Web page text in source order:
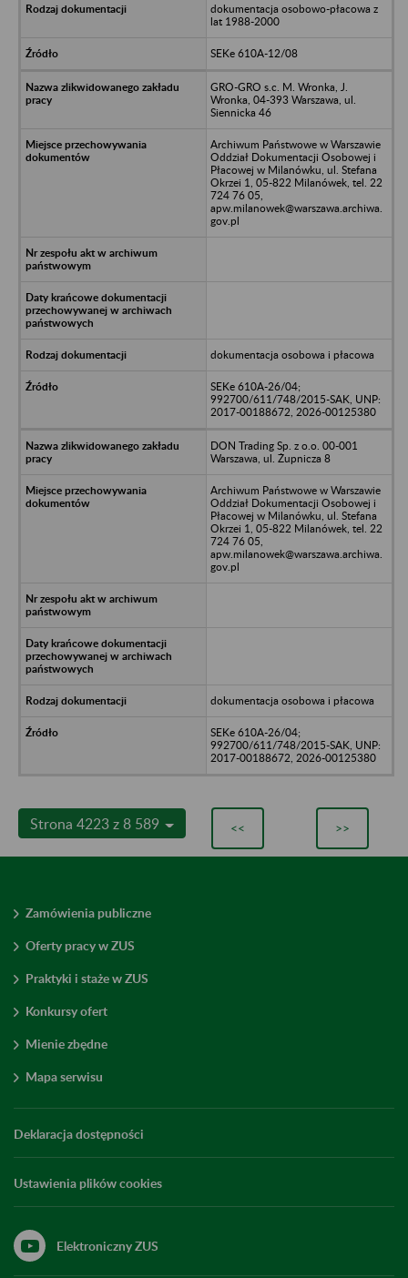
dokumentacja osobowo-płacowa z
lat 1988-2000
SEKe 610A-12/08
GRO-GRO s.c. M. Wronka, J.
Wronka, 04-393 Warszawa, ul.
Siennicka 46
Archiwum Państwowe w Warszawie
Oddział Dokumentacji Osobowej i
Płacowej w Milanówku, ul. Stefana
Okrzei 1, 05-822 Milanówek, tel. 22
724 76 05,
apw.milanowek@warszawa.archiwa.
gov.pl
dokumentacja osobowa i płacowa
SEKe 610A-26/04;
992700/611/748/2015-SAK, UNP:
2017-00188672, 2026-00125380
DON Trading Sp. z o.o. 00-001
Warszawa, ul. Żupnicza 8
Archiwum Państwowe w Warszawie
Oddział Dokumentacji Osobowej i
Płacowej w Milanówku, ul. Stefana
Okrzei 1, 05-822 Milanówek, tel. 22
724 76 05,
apw.milanowek@warszawa.archiwa.
gov.pl
dokumentacja osobowa i płacowa
SEKe 610A-26/04;
992700/611/748/2015-SAK, UNP:
2017-00188672, 2026-00125380
Strona 4223 z 8 589 << >>
Zamówienia publiczne
Oferty pracy w ZUS
Praktyki i staże w ZUS
Konkursy ofert
Mienie zbędne
Mapa serwisu
Deklaracja dostępności
Ustawienia plików cookies
Elektroniczny ZUS